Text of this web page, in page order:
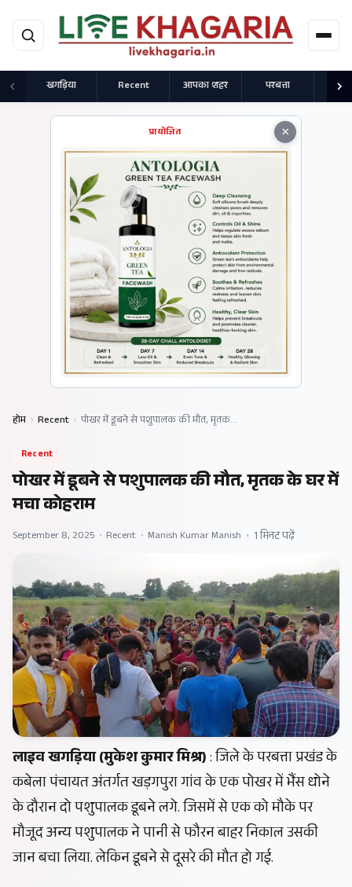
मुख्य सामग्री पर जाएं
खगड़िया Recent आपका शहर परबत्ता
×
प्रायोजित
होम › Recent › पोखर में डूबने से पशुपालक की मौत, मृतक…
Recent
पोखर में डूबने से पशुपालक की मौत, मृतक के घर में
मचा कोहराम
September 8, 2025 • Recent • Manish Kumar Manish • 1 मिनट पढ़ें
लाइव खगड़िया (मुकेश कुमार मिश्र): जिले के परबत्ता प्रखंड के
कबेला पंचायत अंतर्गत खड़गपुरा गांव के एक पोखर में भैंस धोने
के दौरान दो पशुपालक डूबने लगे. जिसमें से एक को मौके पर
मौजूद अन्य पशुपालक ने पानी से फौरन बाहर निकाल उसकी
जान बचा लिया. लेकिन डूबने से दूसरे की मौत हो गई.